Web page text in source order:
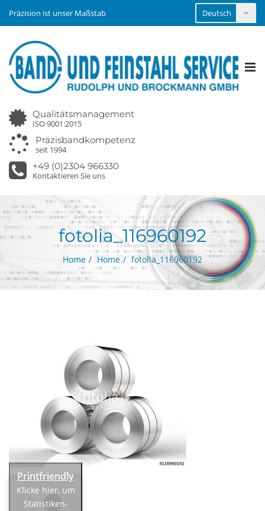
Präzision ist unser Maßstab
Qualitätsmanagement
ISO 9001:2015
Präzisbandkompetenz
seit 1994
+49 (0)2304 966330
Kontaktieren Sie uns
fotolia_116960192
Home Home fotolia_116960192
Klicke hier, um
Statistiken-